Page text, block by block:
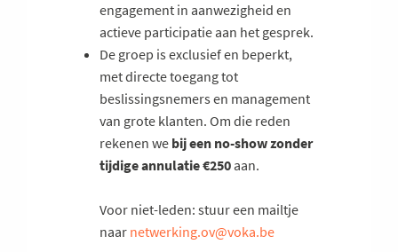
engagement in aanwezigheid en
actieve participatie aan het gesprek.
De groep is exclusief en beperkt,
met directe toegang tot
beslissingsnemers en management
van grote klanten. Om die reden
rekenen we bij een no-show zonder
tijdige annulatie €250 aan.
Voor niet-leden: stuur een mailtje
naar netwerking.ov@voka.be